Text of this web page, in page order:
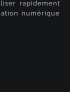
rapidement
numérique